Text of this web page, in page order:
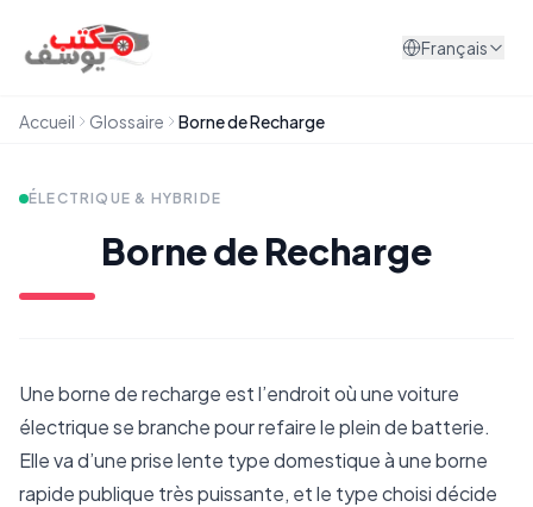
Français
Accueil Glossaire Borne de Recharge
ÉLECTRIQUE & HYBRIDE
Borne de Recharge
Une borne de recharge est l’endroit où une voiture
électrique se branche pour refaire le plein de batterie.
Elle va d’une prise lente type domestique à une borne
rapide publique très puissante, et le type choisi décide